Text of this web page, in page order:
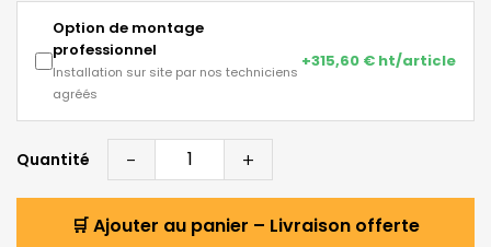
Option de montage
professionnel
Installation sur site par nos techniciens
agréés
+315,60 € ht/article
Quantité - +
🛒 Ajouter au panier – Livraison offerte